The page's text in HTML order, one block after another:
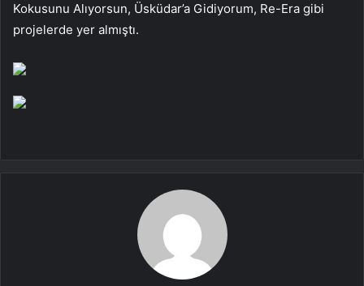
Kokusunu Alıyorsun, Üsküdar’a Gidiyorum, Re-Era gibi
projelerde yer almıştı.